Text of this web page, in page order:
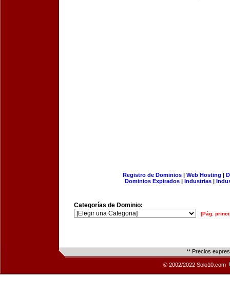
Registro de Dominios| Web Hosting |
Dominios Expirados | Industrias |
Categorías de Dominio:
[Pág.
** Precios
© 2002/2022 Solo10.com